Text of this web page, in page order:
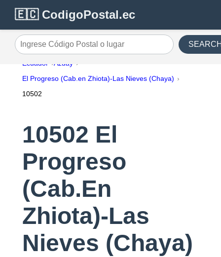
🇪🇨 CodigoPostal.ec
Ingrese Código Postal o lugar
Ecuador
Azuay
El Progreso (Cab.en Zhiota)-Las Nieves (Chaya)
10502
10502 El
Progreso
(Cab.En
Zhiota)-Las
Nieves (Chaya)